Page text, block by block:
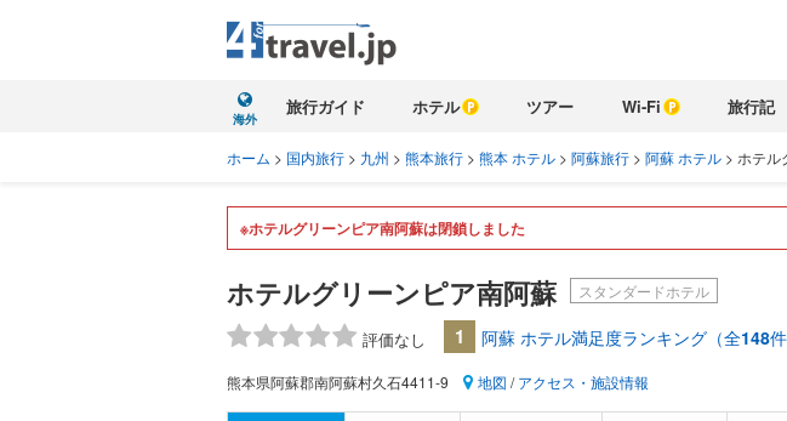
海外
旅行ガイド ホテル ツアー Wi-Fi 旅行記
ホーム > 国内旅行 > 九州 > 熊本旅行 > 熊本 ホテル > 阿蘇旅行 > 阿蘇 ホテル > ホテル
※ホテルグリーンピア南阿蘇は閉鎖しました
ホテルグリーンピア南阿蘇 スタンダードホテル
評価なし 1 阿蘇 ホテル満足度ランキング（全148
熊本県阿蘇郡南阿蘇村久石4411-9 地図 /アクセス・施設情報